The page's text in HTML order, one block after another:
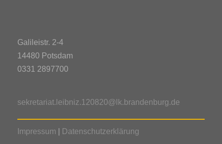
Galileistr. 2-4
14480 Potsdam
0331 2897700
sekretariat.leibniz.120820@lk.brandenburg.de
Impressum Datenschutzerklärung